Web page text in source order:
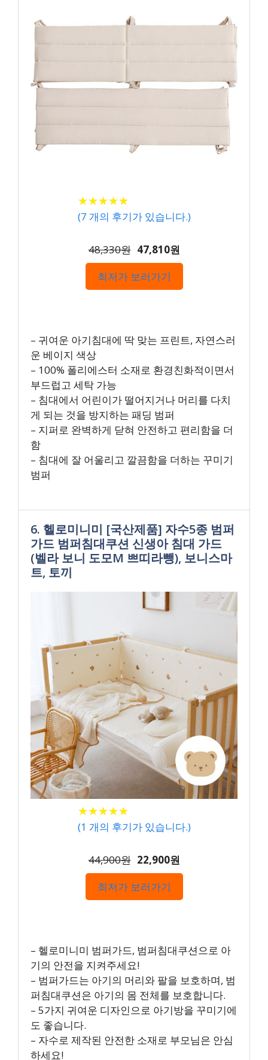
★★★★★
★★★★★
(7 개의 후기가 있습니다.)
48,330원 47,810원
최저가 보러가기
– 귀여운 아기침대에 딱 맞는 프린트, 자연스러
운 베이지 색상
– 100% 폴리에스터 소재로 환경친화적이면서
부드럽고 세탁 가능
– 침대에서 어린이가 떨어지거나 머리를 다치
게 되는 것을 방지하는 패딩 범퍼
– 지퍼로 완벽하게 닫혀 안전하고 편리함을 더
함
– 침대에 잘 어울리고 깔끔함을 더하는 꾸미기
범퍼
6. 헬로미니미 [국산제품] 자수5종 범퍼
가드 범퍼침대쿠션 신생아 침대 가드
(벨라 보니 도모M 쁘띠라뺑), 보니스마
트, 토끼
★★★★★
★★★★★
(1 개의 후기가 있습니다.)
44,900원 22,900원
최저가 보러가기
– 헬로미니미 범퍼가드, 범퍼침대쿠션으로 아
기의 안전을 지켜주세요!
– 범퍼가드는 아기의 머리와 팔을 보호하며, 범
퍼침대쿠션은 아기의 몸 전체를 보호합니다.
– 5가지 귀여운 디자인으로 아기방을 꾸미기에
도 좋습니다.
– 자수로 제작된 안전한 소재로 부모님은 안심
하세요!